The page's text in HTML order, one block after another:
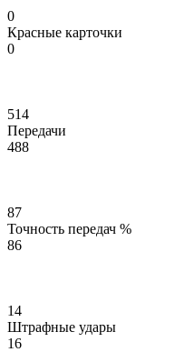
0
Красные карточки
0
514
Передачи
488
87
Точность передач %
86
14
Штрафные удары
16